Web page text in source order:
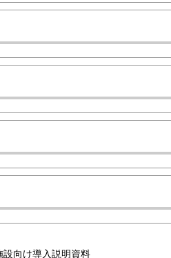
設向け導入説明資料